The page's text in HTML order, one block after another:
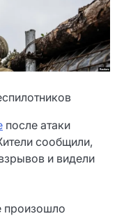
после атаки
сообщили,
и видели
произошло